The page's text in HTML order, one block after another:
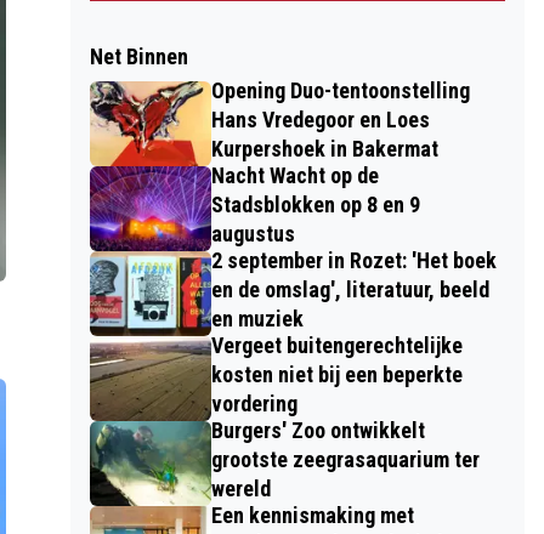
Net Binnen
Opening Duo-tentoonstelling
Hans Vredegoor en Loes
Kurpershoek in Bakermat
Nacht Wacht op de
Stadsblokken op 8 en 9
augustus
2 september in Rozet: 'Het boek
en de omslag', literatuur, beeld
en muziek
Vergeet buitengerechtelijke
kosten niet bij een beperkte
vordering
Burgers' Zoo ontwikkelt
grootste zeegrasaquarium ter
wereld
Een kennismaking met